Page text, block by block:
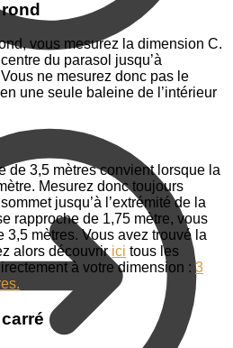
vous mesurez la dimension C.
du parasol jusqu’à
Vous ne mesurez donc pas le
une seule baleine de l’intérieur
de 3,5 mètres convient lorsque la
Mesurez donc toujours
jusqu’à l’extrémité de la
rapproche de 1,75 mètre, vous
3,5 mètres. Vous avez trouvé la
alors découvrir ici tous les
à votre dimension : 3